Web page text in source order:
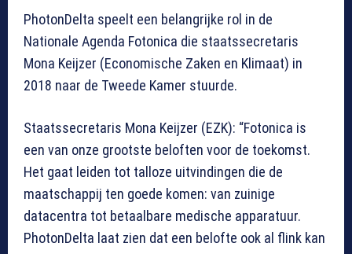
PhotonDelta speelt een belangrijke rol in de
Nationale Agenda Fotonica die staatssecretaris
Mona Keijzer (Economische Zaken en Klimaat) in
2018 naar de Tweede Kamer stuurde.
Staatssecretaris Mona Keijzer (EZK): “Fotonica is
een van onze grootste beloften voor de toekomst.
Het gaat leiden tot talloze uitvindingen die de
maatschappij ten goede komen: van zuinige
datacentra tot betaalbare medische apparatuur.
PhotonDelta laat zien dat een belofte ook al flink kan